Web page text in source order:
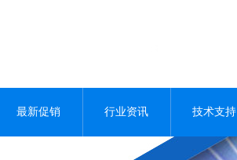
最新促销 行业资讯 技术支持